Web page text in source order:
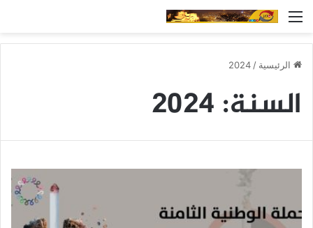
القائمة
الرئيسية /
2024
السنة: 2024